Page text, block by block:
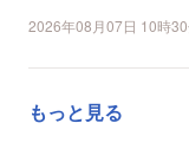
2026年08月07日 10時
もっと見る